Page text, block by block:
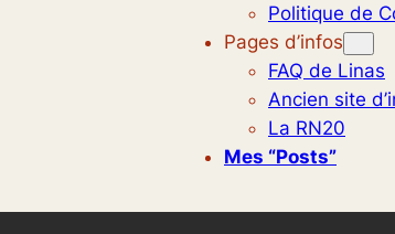
Politique de
Pages d’infos
FAQ de Linas
Ancien site
La RN20
Mes “posts”